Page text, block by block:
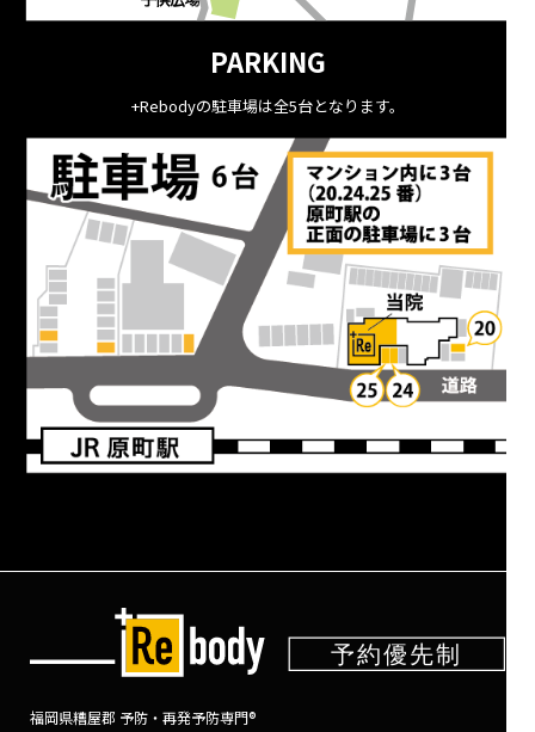
PARKING
+Rebodyの駐車場は全5台となります。
福岡県糟屋郡 予防・再発予防専門®